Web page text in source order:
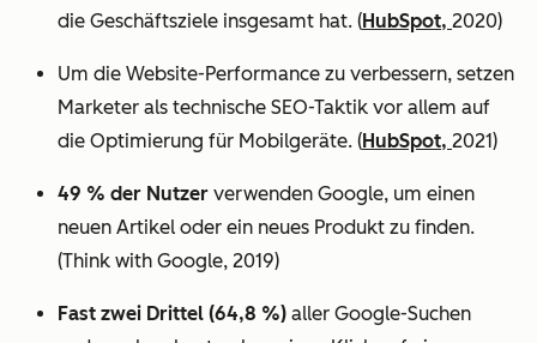
die Geschäftsziele insgesamt hat. (HubSpot, 2020)
Um die Website-Performance zu verbessern, setzen
Marketer als technische SEO-Taktik vor allem auf
die Optimierung für Mobilgeräte. (HubSpot, 2021)
49 % der Nutzer verwenden Google, um einen
neuen Artikel oder ein neues Produkt zu finden.
(Think with Google, 2019)
Fast zwei Drittel (64,8 %) aller Google-Suchen